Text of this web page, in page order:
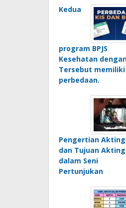
Kedua
program BPJS
Kesehatan
Tersebut memiliki
perbedaan.
Pengertian Akting
dan Tujuan Akting
dalam Seni
Pertunjukan